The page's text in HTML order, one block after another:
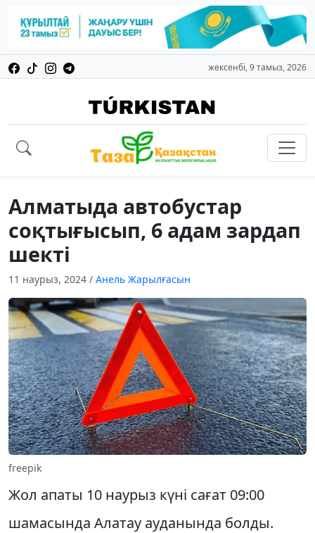
жексенбі, 9 тамыз, 2026
Алматыда автобустар
соқтығысып, 6 адам зардап
шекті
11 наурыз, 2024 / Анель Жарылғасын
freepik
Жол апаты 10 наурыз күні сағат 09:00
шамасында Алатау ауданында болды.